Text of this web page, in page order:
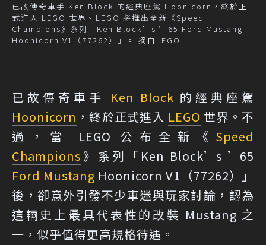
已故傳奇車手 Ken Block 的經典座駕 Hoonicorn，終於正
式進入 LEGO 世界。LEGO 將推出全新《Speed
Champions》系列「Ken Block’s ’65 Ford Mustang
Hoonicorn V1（77262）」。 摘自LEGO
已故傳奇車手 Ken Block 的經典座駕
Hoonicorn ，終於正式進入 LEGO 世界。不
過，當 LEGO 公布全新《 Speed
Champions 》系列「Ken Block’s ’65
Ford Mustang Hoonicorn V1（77262）」
後，卻意外引發不少車迷與玩家討論，認為
這輛史上最具代表性的改裝 Mustang 之
一，似乎值得更高規格待遇。